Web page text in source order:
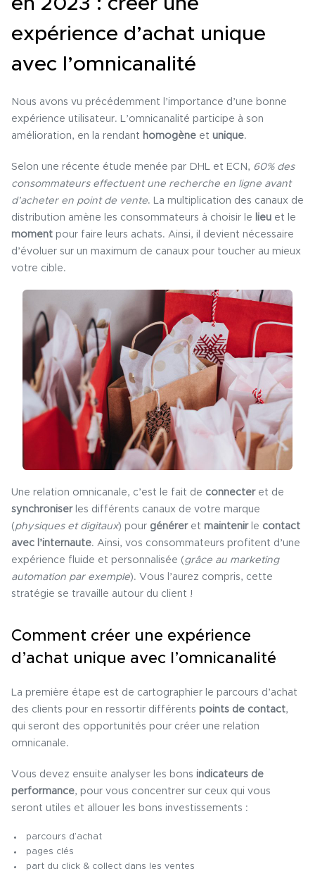
expérience d’achat unique
avec l’omnicanalité
Nous avons vu précédemment l’importance d’une bonne
expérience utilisateur. L’omnicanalité participe à son
amélioration, en la rendant homogène et unique.
Selon une récente étude menée par DHL et ECN, 60% des
consommateurs effectuent une recherche en ligne avant
d’acheter en point de vente. La multiplication des canaux de
distribution amène les consommateurs à choisir le
lieu et le
moment pour faire leurs achats. Ainsi, il devient nécessaire
d’évoluer sur un maximum de canaux pour toucher au mieux
votre cible.
Une relation omnicanale, c’est le fait de connecteret de
synchroniserles différents canaux de votre marque
(physiques et digitaux) pour généreret maintenirle contact
avec l’internaute. Ainsi, vos consommateurs profitent d’une
expérience fluide et personnalisée (grâce au marketing
automation par exemple). Vous l’aurez compris, cette
stratégie se travaille autour du client !
Comment créer une expérience
d’achat unique avec l’omnicanalité
La première étape est de cartographier le parcours d’achat
des clients pour en ressortir différents points de contact,
qui seront des opportunités pour créer une relation
omnicanale.
Vous devez ensuite analyser les bons indicateurs de
performance, pour vous concentrer sur ceux qui vous
seront utiles et allouer les bons investissements :
parcours d’achat
pages clés
part du click & collect dans les ventes